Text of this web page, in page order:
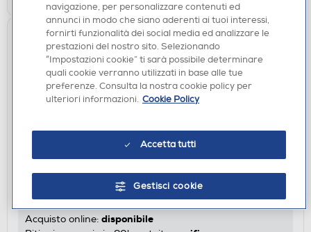
ACCESSORI CURA E BELLEZZA
Acquisto online: disponibile
navigazione, per personalizzare contenuti ed
annunci in modo che siano aderenti ai tuoi interessi,
fornirti funzionalità dei social media ed analizzare le
prestazioni del nostro sito. Selezionando
“Impostazioni cookie” ti sarà possibile determinare
quali cookie verranno utilizzati in base alle tue
preferenze. Consulta la nostra cookie policy per
ulteriori informazioni. Cookie Policy
Accetta tutti
Gestisci cookie